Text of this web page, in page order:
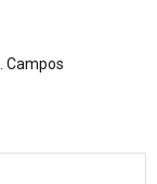
Campos